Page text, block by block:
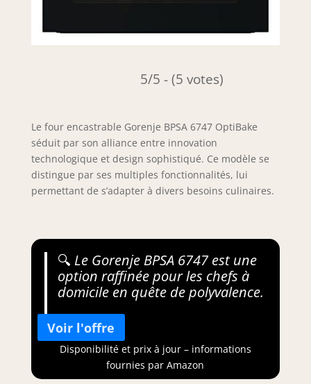
5/5 - (5 votes)
Le four encastrable Gorenje BPSA 6747 OptiBake
séduit par son alliance entre innovation
technologique et design sophistiqué. Ce modèle se
distingue par ses multiples fonctionnalités, lui
permettant de s’adapter à divers besoins culinaires.
🔍 Le Gorenje BPSA 6747 est une
option raffinée pour les chefs à
domicile en quête de polyvalence.
Disponibilité et prix à jour – informations
fournies par Amazon